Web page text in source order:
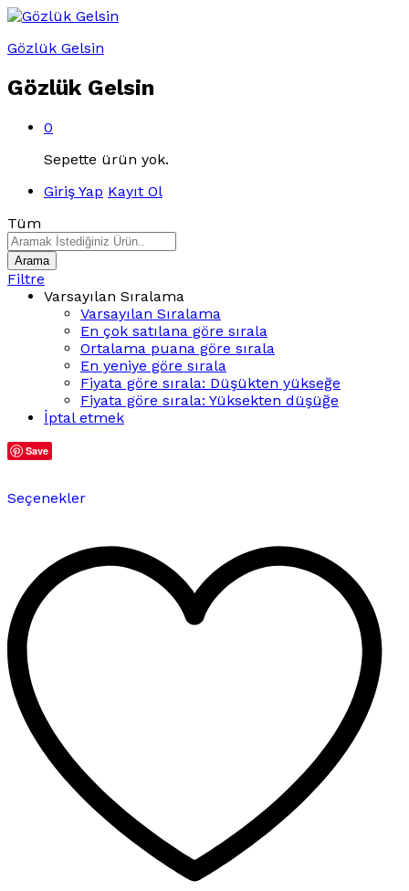
Gözlük Gelsin
Gözlük Gelsin
0
Sepette ürün yok.
Giriş Yap Kayıt Ol
Tüm
Arama
Filtre
Varsayılan Sıralama
Varsayılan Sıralama
En çok satılana göre sırala
Ortalama puana göre sırala
En yeniye göre sırala
Fiyata göre sırala: Düşükten yükseğe
Fiyata göre sırala: Yüksekten düşüğe
İptal etmek
Save
Seçeneklerürünün
varyasyonu
var.
Seçenekler